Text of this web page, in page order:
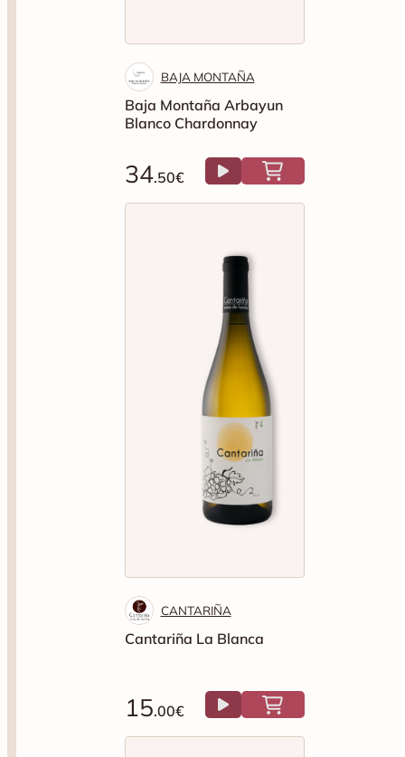
BAJA MONTAÑA
Baja Montaña Arbayun
Blanco Chardonnay
34.50€
CANTARIÑA
Cantariña La Blanca
15.00€